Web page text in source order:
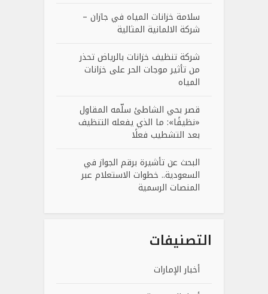
سلامة خزانات المياه في جازان –
شركة الالمانية المثالية
شركة تنظيف خزانات بالرياض تحذر
من تأثير موجات الحر على خزانات
المياه
قصر بحي الشاطئ سلّمه المقاول
«نظيفًا»: ما الذي يفعله التنظيف
بعد التشطيب فعلًا
البحث عن تأشيرة برقم الجواز في
السعودية.. خطوات الاستعلام عبر
المنصات الرسمية
التصنيفات
أخبار الإمارات